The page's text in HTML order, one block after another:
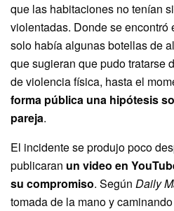
que las habitaciones no tenían
violentadas. Donde se encontró
solo había algunas botellas de
que sugieran que pudo tratarse
de violencia física, hasta el
forma pública una hipótesis
pareja.
El incidente se produjo poco
publicaran un video en
su compromiso. Según Daily
tomada de la mano y